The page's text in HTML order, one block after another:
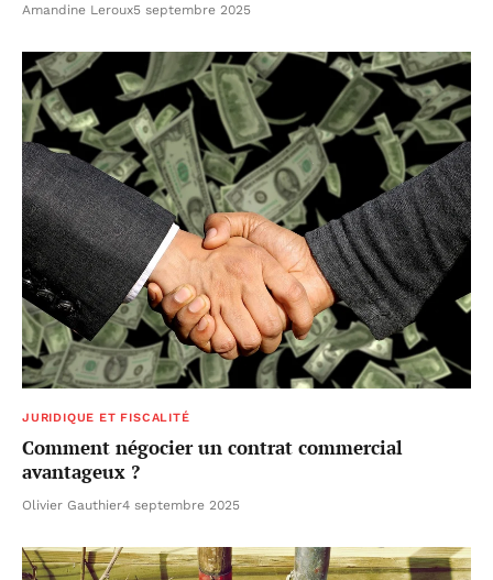
Amandine Leroux5 septembre 2025
JURIDIQUE ET FISCALITÉ
Comment négocier un contrat commercial
avantageux ?
Olivier Gauthier4 septembre 2025